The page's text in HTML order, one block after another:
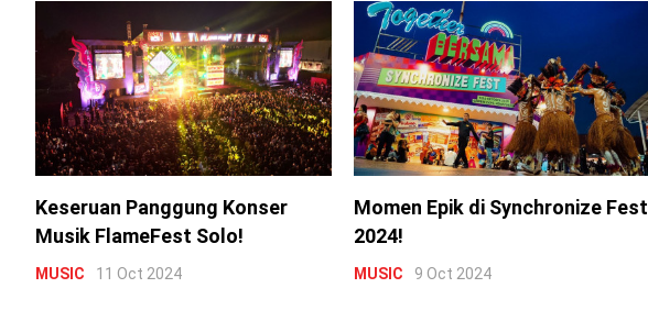
Keseruan Panggung Konser
Musik FlameFest Solo!
MUSIC 11 Oct 2024
Momen Epik di Synchronize Fest
2024!
MUSIC 9 Oct 2024